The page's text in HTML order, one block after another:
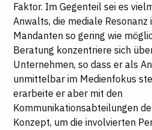
Faktor. Im Gegenteil sei es
Anwalts, die mediale
Mandanten so gering wie
Beratung konzentriere sich
Unternehmen, so dass er als
unmittelbar im Medienfokus
erarbeite er aber mit den
Kommunikationsabteilungen
Konzept, um die involvierten